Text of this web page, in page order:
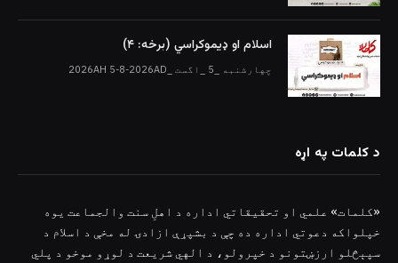
اسلام او ډیموکراسي (برخه: ۴)
چهارشنبه _5 _اگست _2026AH 5-8-2026AD
د کلمات په اړه
«کلمات» علمي او تحقیقاتي اداره د اهلِ سنت والجماعت یوه
خپلواکه دعوتي اداره ده چې د بشپړې ازادۍ له مخې د اسلام د
سپېڅلو ارزښتونو د خپرولو، د الهي شریعت د لوړو موخو د پلي